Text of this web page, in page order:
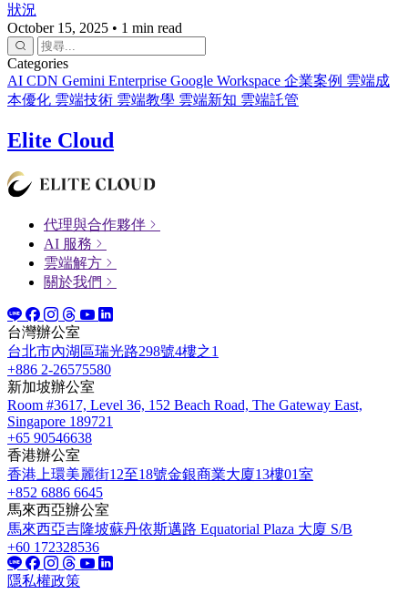
狀況
October 15, 2025 • 1 min read
Categories
AI CDN Gemini Enterprise Google Workspace 企業案例 雲端成
本優化 雲端技術 雲端教學 雲端新知 雲端託管
Elite Cloud
代理與合作夥伴
AI 服務
雲端解方
關於我們
台灣辦公室
台北市內湖區瑞光路298號4樓之1
+886 2-26575580
新加坡辦公室
Room #3617, Level 36, 152 Beach Road, The Gateway East,
Singapore 189721
+65 90546638
香港辦公室
香港上環美麗街12至18號金銀商業大廈13樓01室
+852 6886 6645
馬來西亞辦公室
馬來西亞吉隆坡蘇丹依斯邁路 Equatorial Plaza 大廈 S/B
+60 172328536
隱私權政策